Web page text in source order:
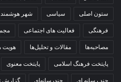
ستون اصلی سیاسی شهر هوشمند
فرهنگی فعالیت های اجتماعی
مصاحبه‌ها مقالات و تحلیل‌ها هویت
پایتخت فرهنگ اسلامی پایتخت معنوی